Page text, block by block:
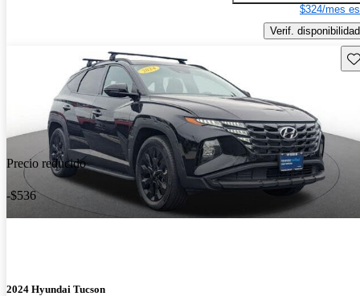
$324/mes
Verif. disponibilidad
Precio reducido
-$536
2024 Hyundai Tucson